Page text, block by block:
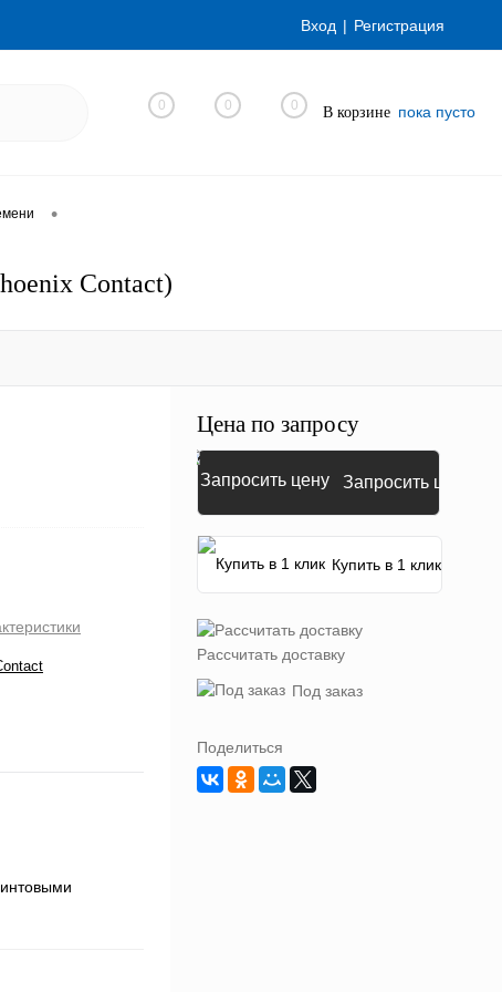
Вход Регистрация
0 0 0 В корзине пока пусто
•
Contact)
Цена по запросу
Запросить цену
Купить в 1 клик
Рассчитать доставку
Под заказ
Поделиться